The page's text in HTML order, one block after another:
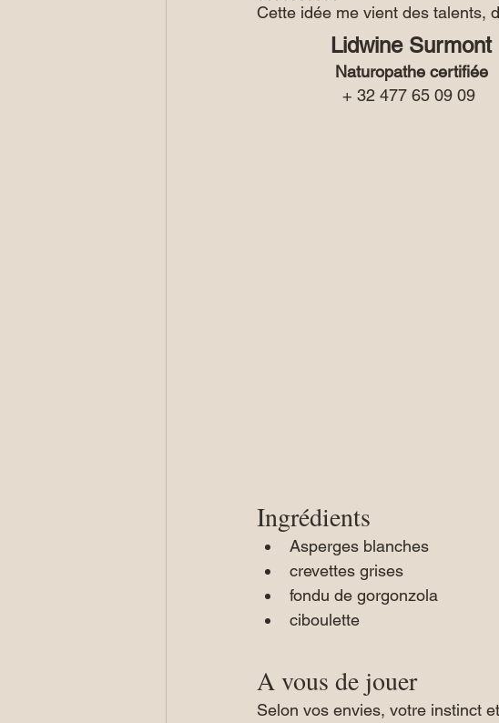
Cette idée me vient des talents,
Lidwine Surmont
Naturopathe certifiée
+ 32 477 65 09 09
Ingrédients
Asperges blanches
crevettes grises
fondu de gorgonzola
ciboulette
A vous de jouer
Selon vos envies, votre instinct